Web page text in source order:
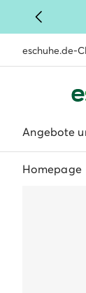
eschuhe.de-
Angebote
Homepage